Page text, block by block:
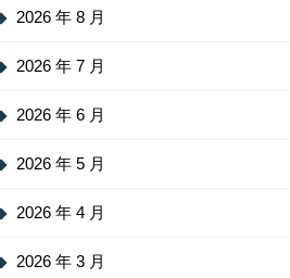
2026 年 8 月
2026 年 7 月
2026 年 6 月
2026 年 5 月
2026 年 4 月
2026 年 3 月